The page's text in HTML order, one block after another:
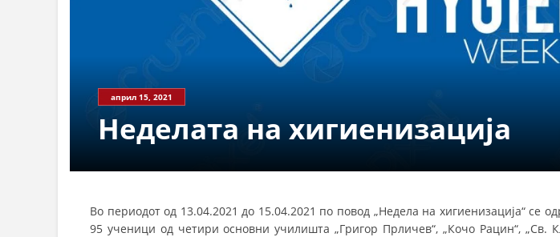
ЧЛЕНСТВО ВО
ОРГАНИЗАЦИЈА
април 15, 2021
Неделата на хигиенизација
Во периодот од 13.04.2021 до 15.04.2021 по повод „Недела на хигиенизација“ се
95 ученици од четири основни училишта „Григор Прличев“, „Кочо Рацин“, „Св.